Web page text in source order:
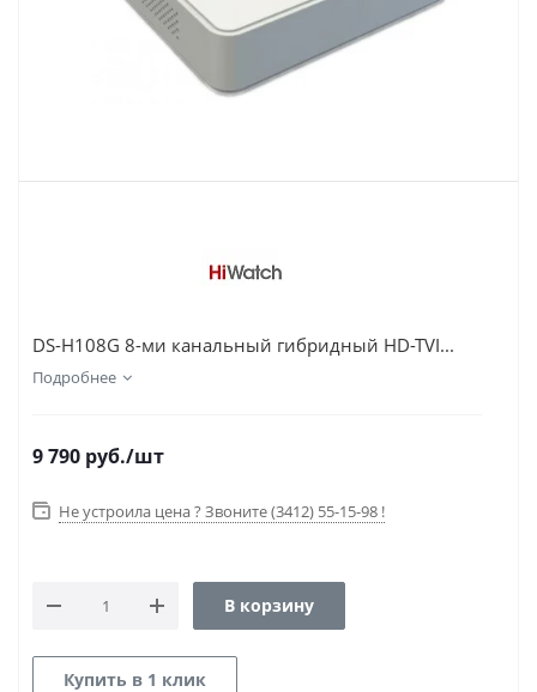
DS-H108G 8-ми канальный гибридный HD-TVI...
Подробнее
9 790 руб./шт
Не устроила цена ? Звоните (3412) 55-15-98 !
В корзину
Купить в 1 клик